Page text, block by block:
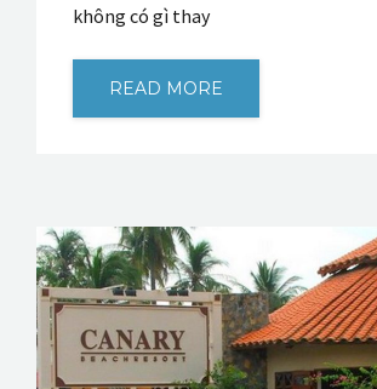
không có gì thay
READ MORE